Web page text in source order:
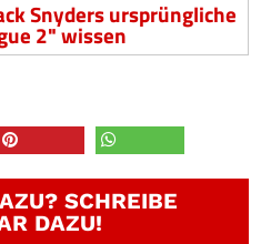
Snyders ursprüngliche
2" wissen
SCHREIBE
DAZU!